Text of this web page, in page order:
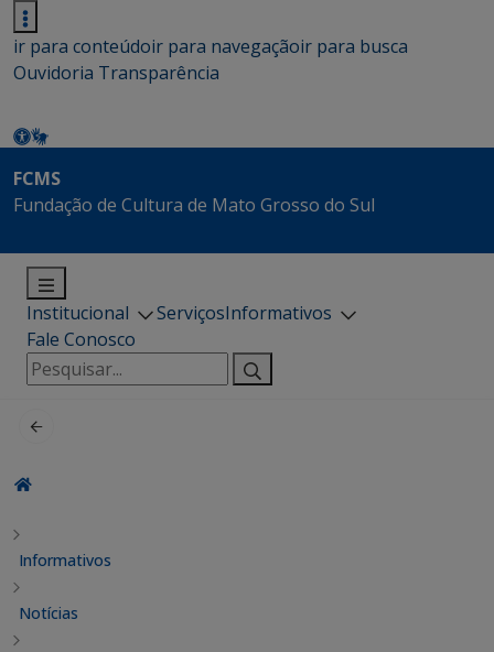
ir para conteúdoir para navegaçãoir para busca
Ouvidoria Transparência
FCMS
Fundação de Cultura de Mato Grosso do Sul
Institucional ServiçosInformativos
Fale Conosco
Pesquisar
por:
Informativos
Notícias